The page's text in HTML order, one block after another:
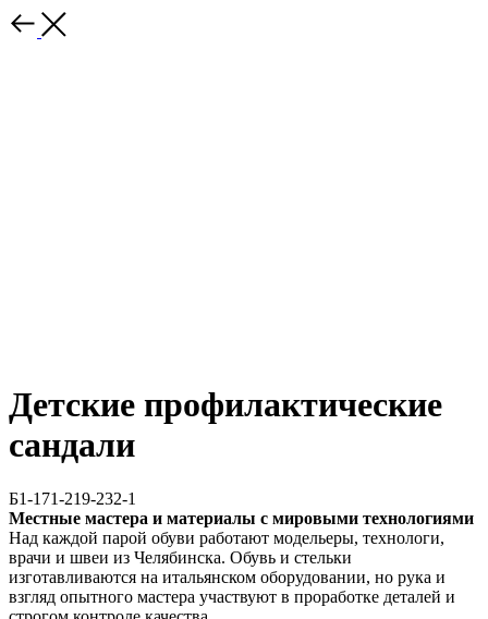
Детские профилактические
сандали
Б1-171-219-232-1
Местные мастера и материалы с мировыми технологиями
Над каждой парой обуви работают модельеры, технологи,
врачи и швеи из Челябинска. Обувь и стельки
изготавливаются на итальянском оборудовании, но рука и
взгляд опытного мастера участвуют в проработке деталей и